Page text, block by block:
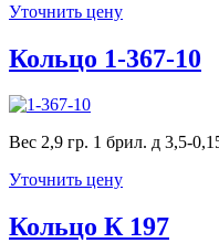
Уточнить цену
Кольцо 1-367-10
Вес 2,9 гр. 1 брил. д 3,5-
Уточнить цену
Кольцо К 197